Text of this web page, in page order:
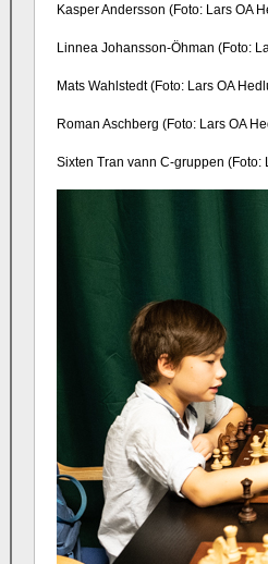
Kasper Andersson (Foto: Lars OA
Linnea Johansson-Öhman (Foto:
Mats Wahlstedt (Foto: Lars OA
Roman Aschberg (Foto: Lars OA
Sixten Tran vann C-gruppen (Foto: